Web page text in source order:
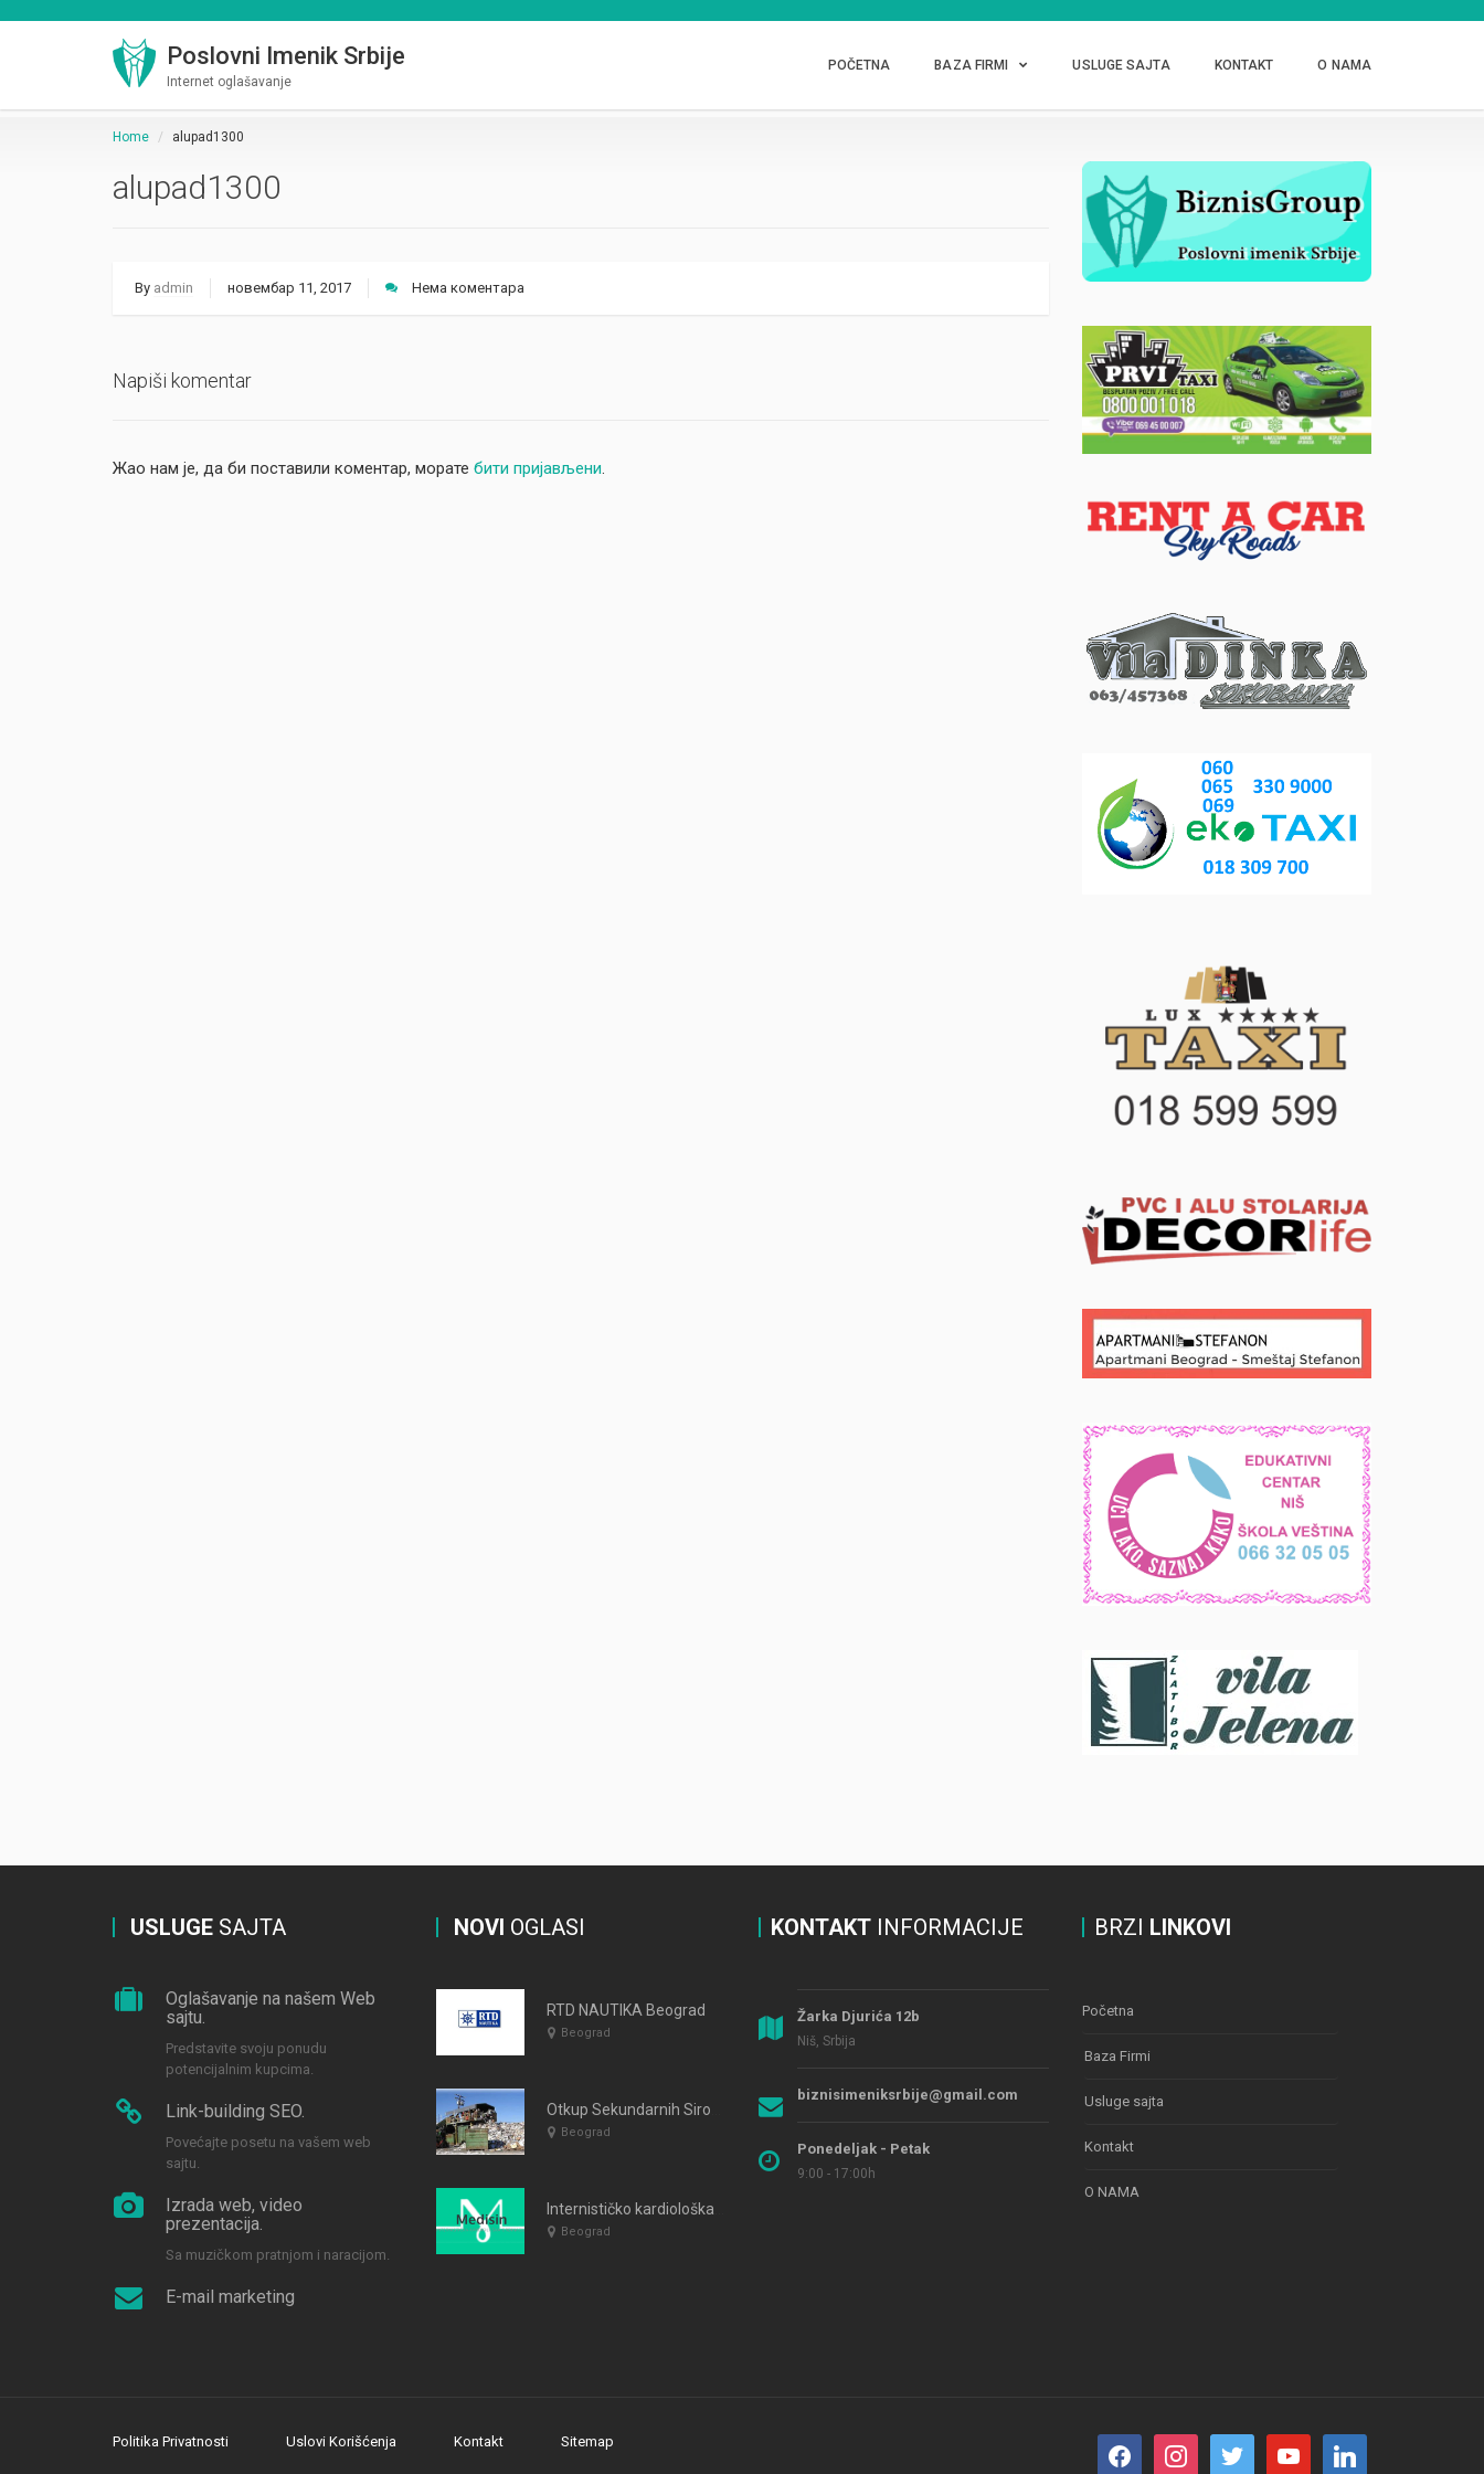
Poslovni Imenik Srbije
Internet oglašavanje
POČETNA BAZA FIRMI USLUGE SAJTA KONTAKT O NAMA
Home alupad1300
alupad1300
By admin новембар 11, 2017 Нема коментара
Napiši komentar
Жао нам је, да би поставили коментар, морате бити пријављени.
USLUGE SAJTA
Oglašavanje na našem Web
sajtu.
Predstavite svoju ponudu
potencijalnim kupcima.
Link-building SEO.
Povećajte posetu na vašem web
sajtu.
Izrada web, video
prezentacija.
Sa muzičkom pratnjom i naracijom.
E-mail marketing
NOVI OGLASI
RTD NAUTIKA Beograd
Beograd
Beograd
Beograd
KONTAKT INFORMACIJE
Žarka Djurića 12b
Niš, Srbija
biznisimeniksrbije@gmail.com
Ponedeljak - Petak
9:00 - 17:00h
BRZI LINKOVI
Početna
Baza Firmi
Usluge sajta
Kontakt
O NAMA
Politika Privatnosti Uslovi Korišćenja Kontakt Sitemap